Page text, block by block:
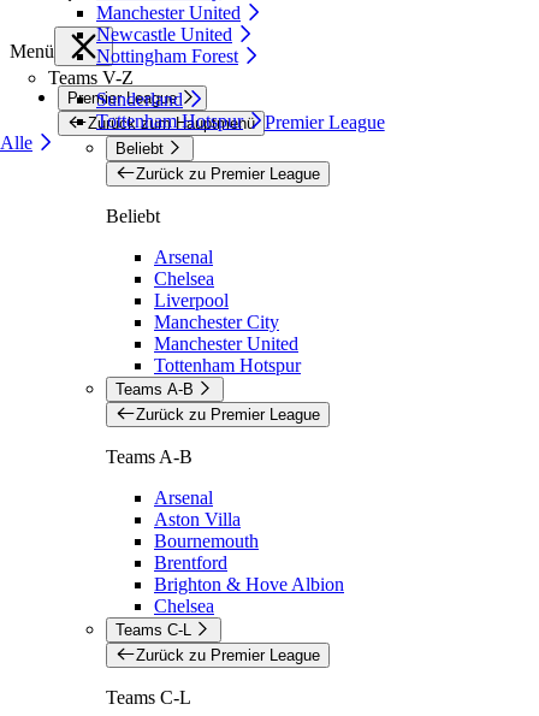
Manchester United
Newcastle United
Nottingham Forest
Teams V-Z
Sunderland
Tottenham Hotspur
Alle
Menü
Premier League
Zurück zum Hauptmenü Premier League
Beliebt
Zurück zu Premier League
Beliebt
Arsenal
Chelsea
Liverpool
Manchester City
Manchester United
Tottenham Hotspur
Teams A-B
Zurück zu Premier League
Teams A-B
Arsenal
Aston Villa
Bournemouth
Brentford
Brighton & Hove Albion
Chelsea
Teams C-L
Zurück zu Premier League
Teams C-L